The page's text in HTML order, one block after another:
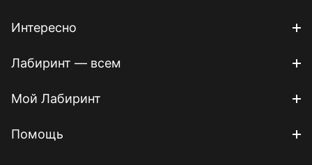
Интересно
Лабиринт — всем
Мой Лабиринт
Помощь